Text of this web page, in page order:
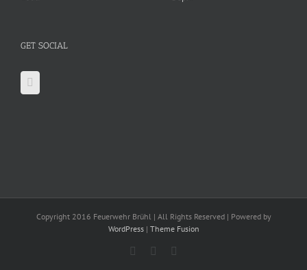
GET SOCIAL
Copyright 2016 Feuerwehr Brühl | All Rights Reserved | Powered by
WordPress| Theme Fusion
Facebook